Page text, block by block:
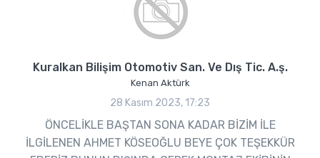
Kuralkan Bilişim Otomotiv San. Ve Dış Tic. A.ş.
Kenan Aktürk
28 Kasım 2023, 17:23
ÖNCELİKLE BAŞTAN SONA KADAR BİZİM İLE
İLGİLENEN AHMET KÖSEOĞLU BEYE ÇOK TEŞEKKÜR